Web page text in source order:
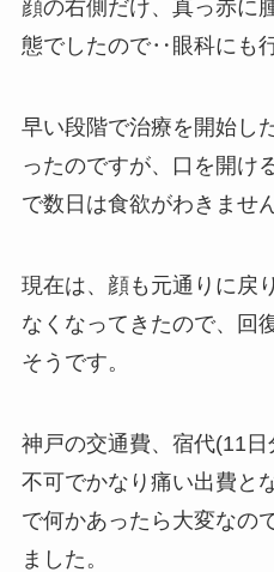
顔の右側だけ、真っ赤に
態でしたので‥眼科にも
早い段階で治療を開始し
ったのですが、口を開け
で数日は食欲がわきませ
現在は、顔も元通りに戻
なくなってきたので、回
そうです。
神戸の交通費、宿代(11
不可でかなり痛い出費と
で何かあったら大変なの
ました。